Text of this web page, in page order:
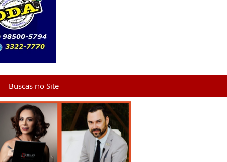
Buscas no Site